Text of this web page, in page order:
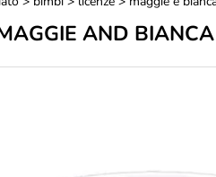
AND